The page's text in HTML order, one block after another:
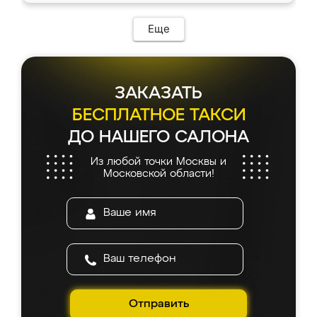
Еще
ЗАКАЗАТЬ
БЕСПЛАТНОЕ ТАКСИ
ДО НАШЕГО САЛОНА
Из любой точки Москвы и
Московской области!
Отправить